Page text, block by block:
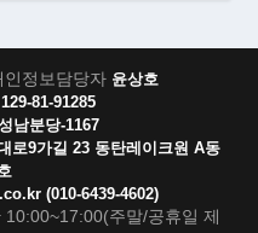
인정보담당자 윤상호
129-81-91285
남분당-1167
로9가길 23 동탄레이크원 A동
(010-6439-4602)
10:00~17:00(주말/공휴일 제